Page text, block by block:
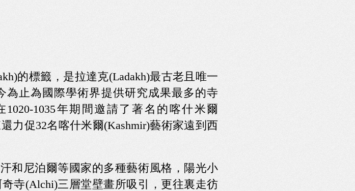
的標籤，是拉達克(Ladakh)最古老且唯一
止為國際學術界提供研究成果最多的寺
1035年期間邀請了著名的喀什米爾
力促32名喀什米爾(Kashmir)藝術家遠到西
和尼泊爾等國家的多種藝術風格，陽光小
寺(Alchi)三層堂壁畫所吸引，更往裏走彷